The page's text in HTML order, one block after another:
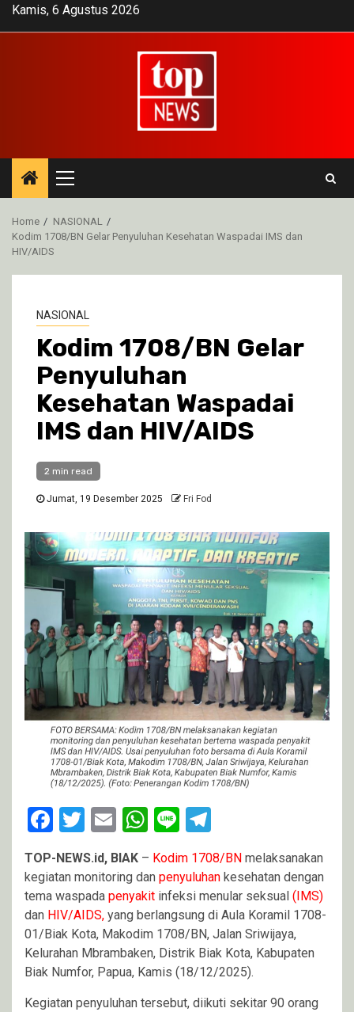
SkipKamis, 6 Agustus 2026
Primary
Menu
Home
NASIONAL
Kodim 1708/BN Gelar Penyuluhan Kesehatan Waspadai IMS dan
HIV/AIDS
NASIONAL
Kodim 1708/BN Gelar
Penyuluhan
Kesehatan Waspadai
IMS dan HIV/AIDS
2 min read
Jumat, 19 Desember 2025 Fri Fod
Facebook
Twitter
EmailWhatsApp
Line
TOP-NEWS.id, BIAK – Kodim 1708/BN melaksanakan
kegiatan monitoring dan penyuluhan kesehatan dengan
tema waspada penyakit infeksi menular seksual (IMS)
dan HIV/AIDS, yang berlangsung di Aula Koramil 1708-
01/Biak Kota, Makodim 1708/BN, Jalan Sriwijaya,
Kelurahan Mbrambaken, Distrik Biak Kota, Kabupaten
Biak Numfor, Papua, Kamis (18/12/2025).
Kegiatan penyuluhan tersebut, diikuti sekitar 90 orang